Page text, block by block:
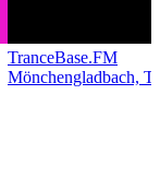
TranceBase.FM
Mönchengladbach,